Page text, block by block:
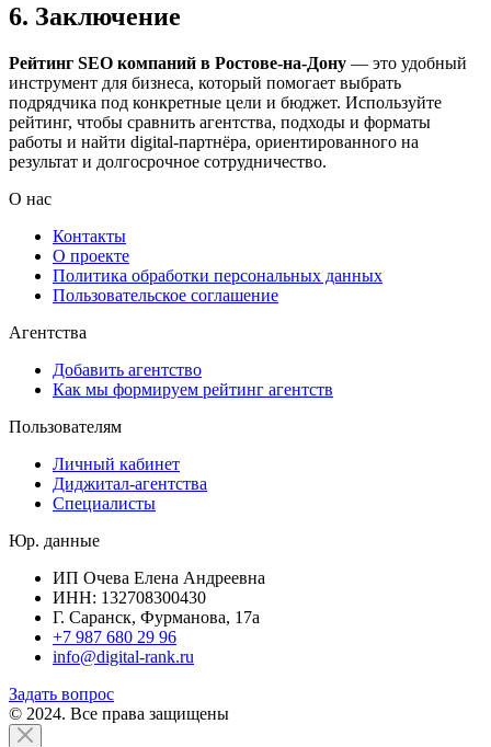
6. Заключение
Рейтинг SEO компаний в Ростове-на-Дону — это удобный
инструмент для бизнеса, который помогает выбрать
подрядчика под конкретные цели и бюджет. Используйте
рейтинг, чтобы сравнить агентства, подходы и форматы
работы и найти digital-партнёра, ориентированного на
результат и долгосрочное сотрудничество.
О нас
Контакты
О проекте
Политика обработки персональных данных
Пользовательское соглашение
Агентства
Добавить агентство
Как мы формируем рейтинг агентств
Пользователям
Личный кабинет
Диджитал-агентства
Специалисты
Юр. данные
ИП Очева Елена Андреевна
ИНН: 132708300430
Г. Саранск, Фурманова, 17а
+7 987 680 29 96
info@digital-rank.ru
Задать вопрос
© 2024. Все права защищены